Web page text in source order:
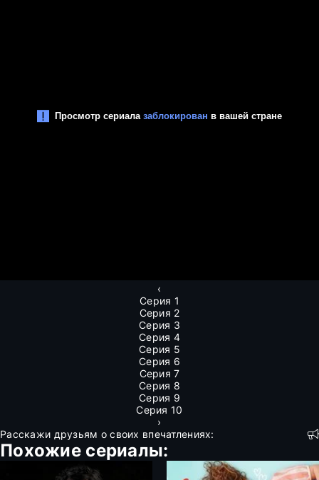
‹
Серия 1
Серия 2
Серия 3
Серия 4
Серия 5
Серия 6
Серия 7
Серия 8
Серия 9
Серия 10
›
Расскажи друзьям о своих впечатлениях:
Похожие сериалы: